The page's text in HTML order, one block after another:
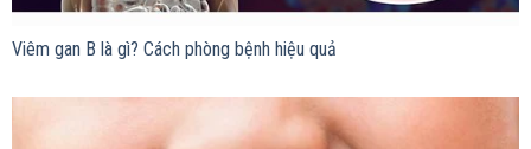
Viêm gan B là gì? Cách phòng bệnh hiệu quả